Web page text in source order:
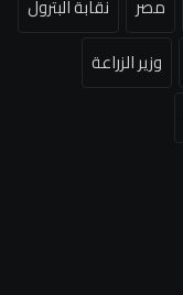
مصر
نقابة البترول
وزير الزراعة